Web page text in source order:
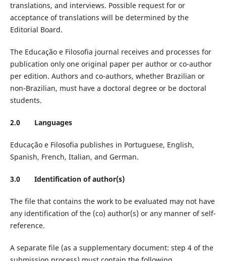
translations, and interviews. Possible request for or
acceptance of translations will be determined by the
Editorial Board.
The Educação e Filosofia journal receives and processes for
publication only one original paper per author or co-author
per edition. Authors and co-authors, whether Brazilian or
non-Brazilian, must have a doctoral degree or be doctoral
students.
2.0 Languages
Educação e Filosofia publishes in Portuguese, English,
Spanish, French, Italian, and German.
3.0 Identification of author(s)
The file that contains the work to be evaluated may not have
any identification of the (co) author(s) or any manner of self-
reference.
A separate file (as a supplementary document: step 4 of the